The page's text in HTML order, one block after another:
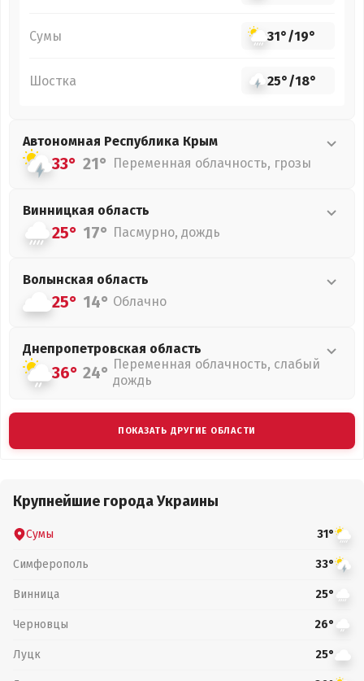
Сумы 31°/19°
Шостка 25°/18°
Автономная Республика Крым
33° 21° Переменная облачность, грозы
Винницкая область
25° 17° Пасмурно, дождь
Волынская область
25° 14° Облачно
Днепропетровская область
36° 24° Переменная облачность, слабый
дождь
ПОКАЗАТЬ ДРУГИЕ ОБЛАСТИ
Крупнейшие города Украины
Сумы 31°
Симферополь 33°
Винница 25°
Черновцы 26°
Луцк 25°